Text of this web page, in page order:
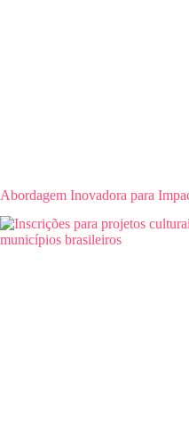
Abordagem Inovadora para